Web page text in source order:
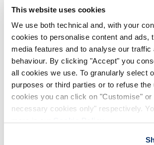
This website uses cookies
We use both technical and, with your
cookies to personalise content and ads,
media features and to analyse our
behaviour. By clicking "Accept" you
all cookies we use. To granularly select
purposes or third parties or to refuse the
cookies you can click on "Customise" or
necessary cookies only" respectively.
DÉTAILS PRODUIT
Contactez-nous | Expédition | Partager
COMPLETE THE
This is a carousel with auto-